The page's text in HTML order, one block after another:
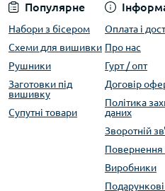
Популярне
Набори з бісером
Схеми для вишивки
Рушники
Заготовки під
вишивку
Супутні товари
Оплата і
Про нас
Гурт / опт
Договір
Політика
даних
Зворотній
Повернення
Виробники